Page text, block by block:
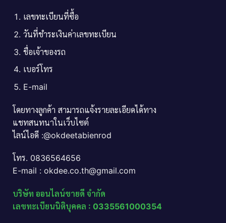
เลขทะเบียนที่ซื้อ
วันที่ชำระเงินค่าเลขทะเบียน
ชื่อเจ้าของรถ
เบอร์โทร
E-mail
โดยทางลูกค้า สามารถแจ้งรายละเอียดได้ทาง
แชทสนทนาในเว็บไซต์
ไลน์ไอดี :@okdeetabienrod
โทร. 0836564656
E-mail : okdee.co.th@gmail.com
บริษัท ออนไลน์ขายดี จำกัด
เลขทะเบียนนิติบุคคล : 0335561000354